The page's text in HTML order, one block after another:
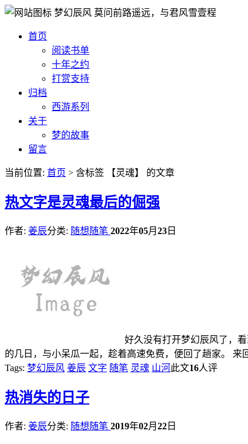
梦幻辰风 莫问前路遥远，与君风雪壹程
首页
阅读书单
十年之约
打赏支持
归档
西游系列
关于
梦的故事
留言
当前位置: 首页 > 含标签 【灵魂】 的文章
热文字是灵魂最后的倔强
作者: 姜辰分类: 随想随笔 2022年05月 23 日
好久没有打开梦幻辰风了，
的几日，与小呆瓜一起，趁着高速免费，便回了趟家。
Tags: 梦幻辰风 姜辰 文字 随笔 灵魂 山河此文16人评
热消失的日子
作者: 姜辰分类: 随想随笔 2019年02月 22 日